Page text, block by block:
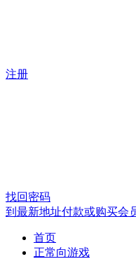
注册
找回密码
到最新地址付款或购买会
首页
正常向游戏